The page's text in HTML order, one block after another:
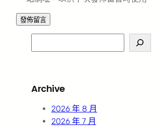
e
c
Archive
2026 年 8 月
2026 年 7 月